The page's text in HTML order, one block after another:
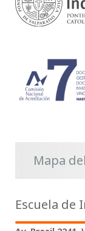
Mapa
Escuela de